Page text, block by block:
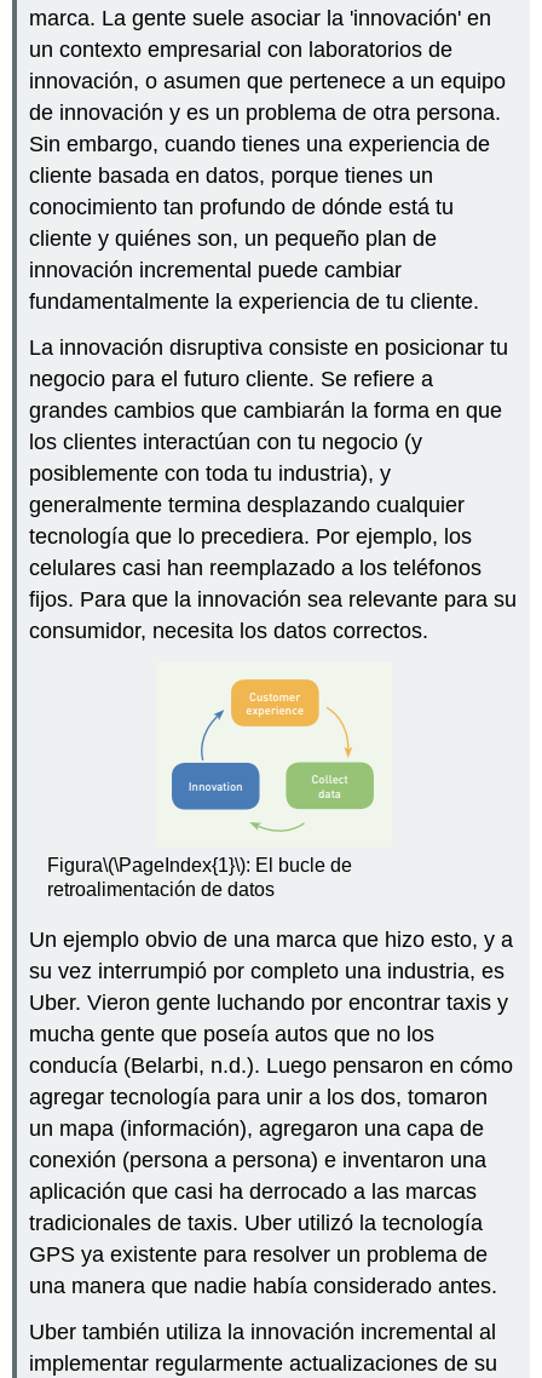
marca. La gente suele asociar la 'innovación' en
un contexto empresarial con laboratorios de
innovación, o asumen que pertenece a un equipo
de innovación y es un problema de otra persona.
Sin embargo, cuando tienes una experiencia de
cliente basada en datos, porque tienes un
conocimiento tan profundo de dónde está tu
cliente y quiénes son, un pequeño plan de
innovación incremental puede cambiar
fundamentalmente la experiencia de tu cliente.
La innovación disruptiva consiste en posicionar tu
negocio para el futuro cliente. Se refiere a
grandes cambios que cambiarán la forma en que
los clientes interactúan con tu negocio (y
posiblemente con toda tu industria), y
generalmente termina desplazando cualquier
tecnología que lo precediera. Por ejemplo, los
celulares casi han reemplazado a los teléfonos
fijos. Para que la innovación sea relevante para su
consumidor, necesita los datos correctos.
Figura\(\PageIndex{1}\): El bucle de
retroalimentación de datos
Un ejemplo obvio de una marca que hizo esto, y a
su vez interrumpió por completo una industria, es
Uber. Vieron gente luchando por encontrar taxis y
mucha gente que poseía autos que no los
conducía (Belarbi, n.d.). Luego pensaron en cómo
agregar tecnología para unir a los dos, tomaron
un mapa (información), agregaron una capa de
conexión (persona a persona) e inventaron una
aplicación que casi ha derrocado a las marcas
tradicionales de taxis. Uber utilizó la tecnología
GPS ya existente para resolver un problema de
una manera que nadie había considerado antes.
Uber también utiliza la innovación incremental al
implementar regularmente actualizaciones de su